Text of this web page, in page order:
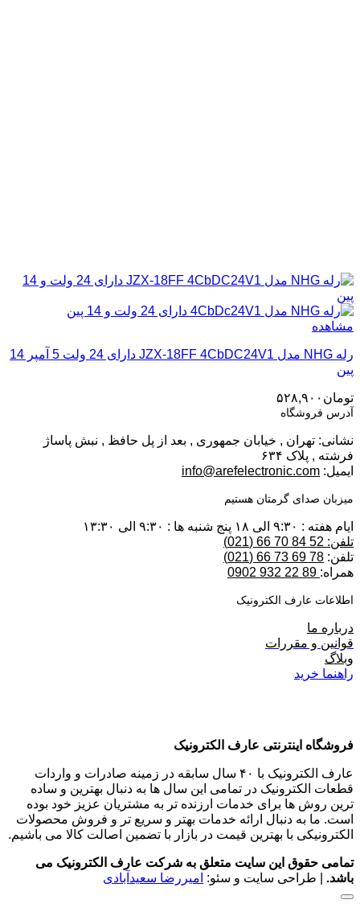
مشاهده
رله NHG مدل JZX-18FF 4CbDC24V1 دارای 24 ولت 5 آمپر 14
پین
تومان ۵۲۸,۹۰۰
آدرس فروشگاه
نشانی: تهران , خیابان جمهوری , بعد از پل حافظ , نبش پاساژ
فرشته , پلاک ۶۳۴
ایمیل: info@arefelectronic.com
میزبان صدای گرمتان هستیم
ایام هفته : ۹:۳۰ الی ۱۸ پنج شنبه ها : ۹:۳۰ الی ۱۳:۳۰
تلفن: 52 84 70 66 (021)
تلفن: 78 69 73 66 (021)
همراه:
اطلاعات عارف الکترونیک
درباره ما
قوانین و مقررات
وبلاگ
راهنما خرید
فروشگاه اینترنتی عارف الکترونیک
عارف الکترونیک با ۴۰ سال سابقه در زمینه صادرات و واردات
قطعات الکترونیک در تمامی این سال ها به دنبال بهترین و ساده
ترین روش ها برای خدمات ارزنده تر به مشتریان عزیز خود بوده
است. ما به دنبال ارائه خدمات بهتر و سریع تر و فروش محصولات
الکترونیکی با بهترین قیمت در بازار با تضمین اصالت کالا می باشیم.
تمامی حقوق این سایت متعلق به شرکت عارف الکترونیک می
باشد. | طراحی سایت و سئو: امیررضا سعیدآبادی